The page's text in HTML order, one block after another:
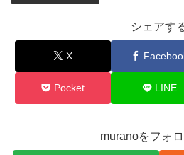
シェアす
X
Pocket LINE
muranoをフォ